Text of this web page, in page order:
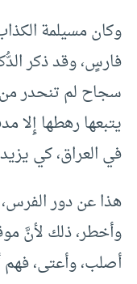
وكان مسيلمة
فارسٍ، وقد ذكر
سجاح لم تنحدر من
يتبعها رهطها
في العراق، كي
هذا عن دور الفرس،
وأخطر، ذلك لأنَّ
أصلب، وأعتى، فهم